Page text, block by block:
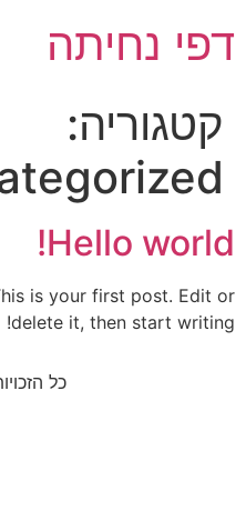
דפי נחיתה
קטגוריה:
Hello world!
is your first post. Edit or
delete it, then start writing!
כל